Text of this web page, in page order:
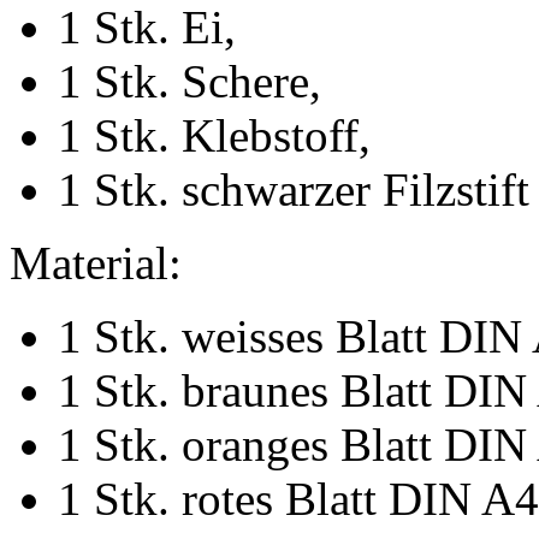
1 Stk. Ei,
1 Stk. Schere,
1 Stk. Klebstoff,
1 Stk. schwarzer Filzstift
Material:
1 Stk. weisses Blatt DIN
1 Stk. braunes Blatt
1 Stk. oranges Blatt
1 Stk. rotes Blatt DIN